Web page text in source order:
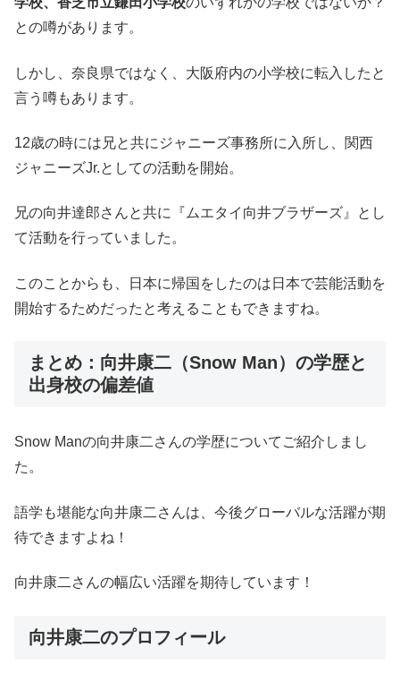
との噂があります。
しかし、奈良県ではなく、大阪府内の小学校に転入したと
言う噂もあります。
12歳の時には兄と共にジャニーズ事務所に入所し、関西
ジャニーズJr.としての活動を開始。
兄の向井達郎さんと共に『ムエタイ向井ブラザーズ』とし
て活動を行っていました。
このことからも、日本に帰国をしたのは日本で芸能活動を
開始するためだったと考えることもできますね。
まとめ：向井康二（Snow Man）の学歴と
出身校の偏差値
Snow Manの向井康二さんの学歴についてご紹介しまし
た。
語学も堪能な向井康二さんは、今後グローバルな活躍が期
待できますよね！
向井康二さんの幅広い活躍を期待しています！
向井康二のプロフィール